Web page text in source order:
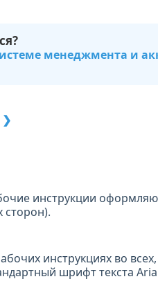
менеджмента и
❯
инструкции
сторон).
инструкциях во
шрифт текста